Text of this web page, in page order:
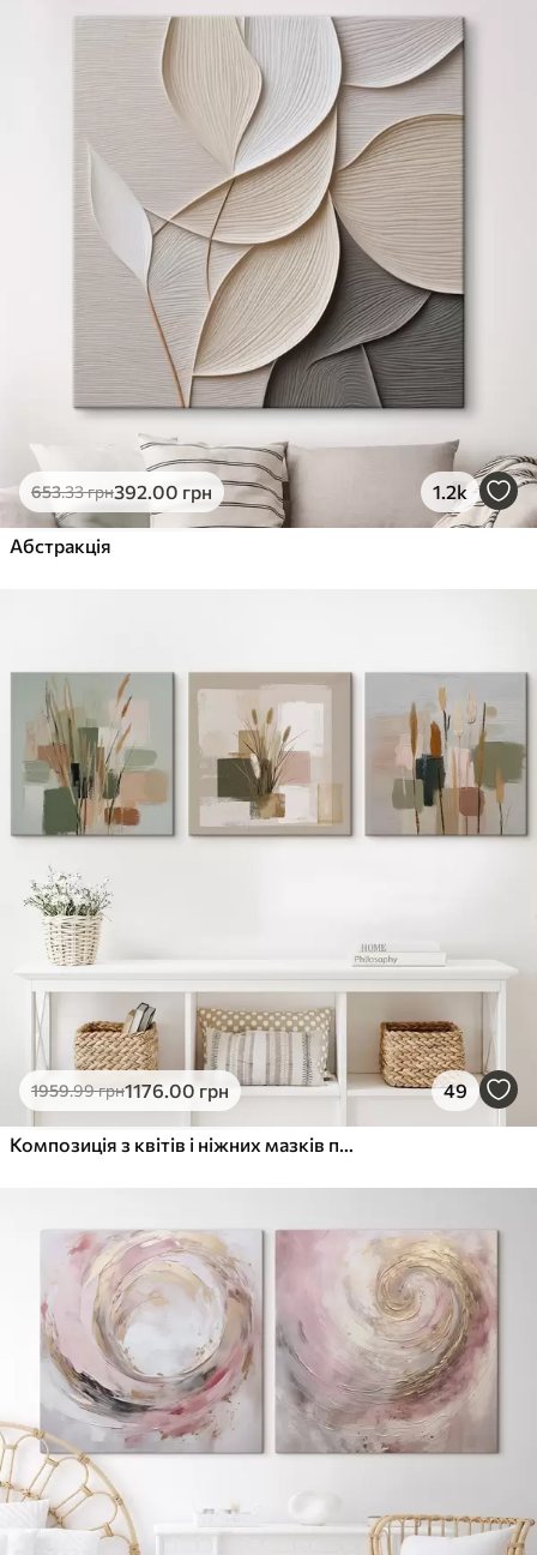
Яскраві, насичені кольори
Стійкість до вицвітання
Безпечне чорнило без запаху
Поверхня з текстурою полотна
Екологічний матеріал
Преміум
726.00
Яскраві, насичені кольори
Стійкість до вицвітання
Безпечне чорнило без запаху
Поверхня з текстурою полотна
Екологічний матеріал
Еко-Преміум
.00грн
✓Яскраві, насичені кольори
653.33грн392.00 грн 1.2k
Абстракція
1959.99грн1176.00 грн 49
Композиція з квітів і ніжних мазків пензля